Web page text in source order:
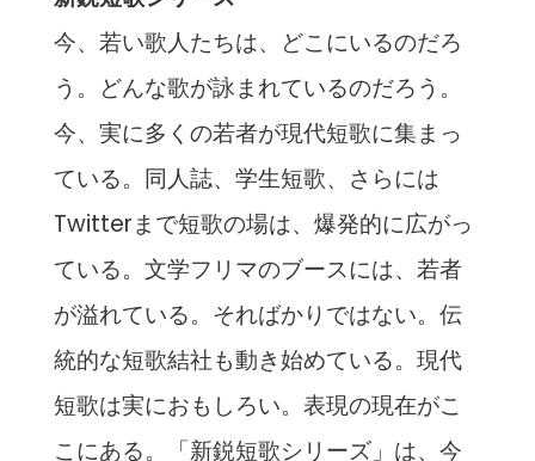
今、若い歌人たちは、どこにいるのだろ
う。どんな歌が詠まれているのだろう。
今、実に多くの若者が現代短歌に集まっ
ている。同人誌、学生短歌、さらには
Twitterまで短歌の場は、爆発的に広がっ
ている。文学フリマのブースには、若者
が溢れている。そればかりではない。伝
統的な短歌結社も動き始めている。現代
短歌は実におもしろい。表現の現在がこ
こにある。「新鋭短歌シリーズ」は、今